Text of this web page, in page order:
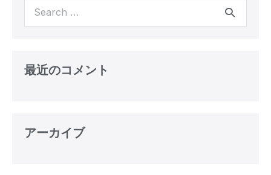
最近のコメント
アーカイブ